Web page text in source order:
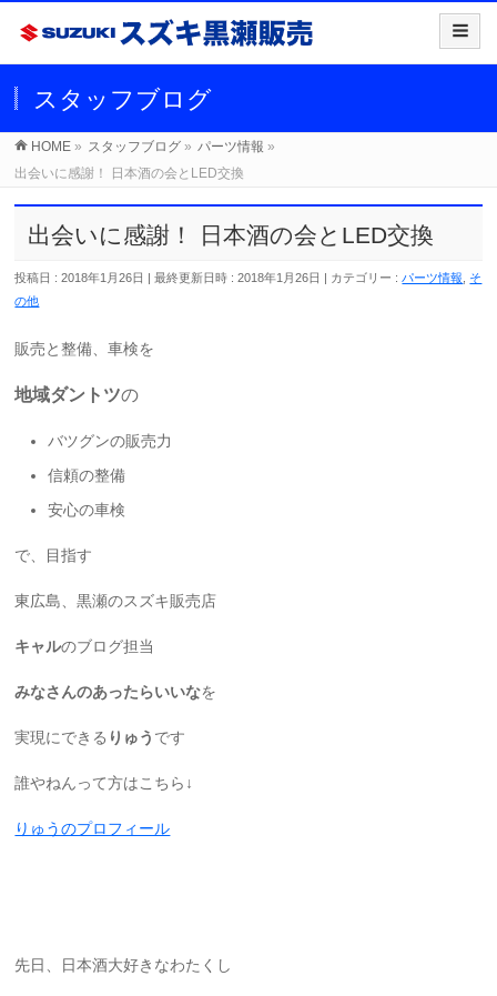
スタッフブログ
HOME » スタッフブログ » パーツ情報 »
出会いに感謝！ 日本酒の会とLED交換
出会いに感謝！ 日本酒の会とLED交換
投稿日 : 2018年1月26日 最終更新日時 : 2018年1月26日 カテゴリー : パーツ情報
そ
の他
販売と整備、車検を
地域ダントツの
バツグンの販売力
信頼の整備
安心の車検
で、目指す
東広島、黒瀬のスズキ販売店
キャルのブログ担当
みなさんのあったらいいなを
実現にできる りゅう です
誰やねんって方はこちら↓
りゅうのプロフィール
先日、日本酒大好きなわたくし